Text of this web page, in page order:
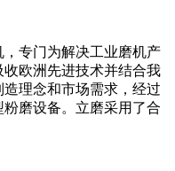
专门为解决工业磨机产
欧洲先进技术并结合我
理念和市场需求，经过
磨设备。立磨采用了合